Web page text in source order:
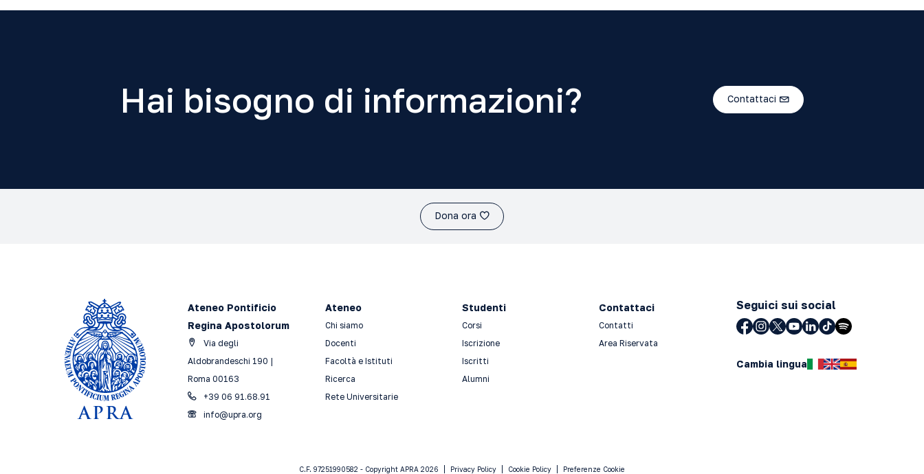
Hai bisogno di informazioni? Contattaci
Dona ora
Ateneo Pontificio
Regina Apostolorum
Via degli
Aldobrandeschi 190 |
Roma 00163
+39 06 91.68.91
info@upra.org
Ateneo
Chi siamo
Docenti
Facoltà e Istituti
Ricerca
Rete Universitarie
Studenti
Corsi
Iscrizione
Iscritti
Alumni
Contattaci
Contatti
Area Riservata
Seguici sui social
Cambia lingua
C.F. 97251990582 - Copyright APRA 2026 Privacy Policy Cookie Policy Preferenze Cookie